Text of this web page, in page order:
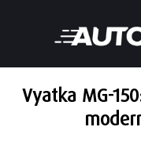
Vyatka MG-